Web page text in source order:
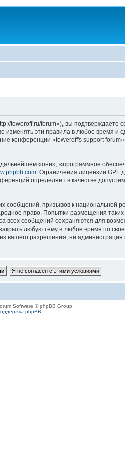
forum»), вы подтверждаете
эти правила в любое время и
конференции «toweroff's support
«они», «программное
. Ограничения лицензии GPL
определяет в качестве
призывов к национальной
право. Попытки размещения
сообщений сохраняются для
любую тему в любое время по
разрешения, ни
Software © phpBB Group
phpBB